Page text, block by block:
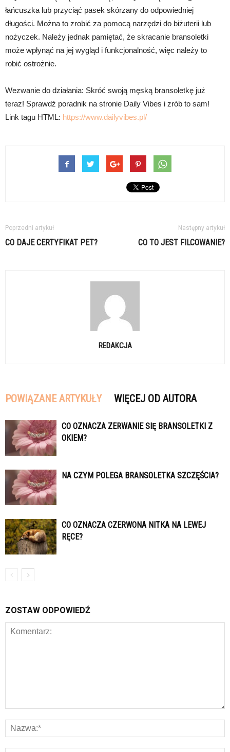
łańcuszka lub przyciąć pasek skórzany do odpowiedniej
długości. Można to zrobić za pomocą narzędzi do biżuterii lub
nożyczek. Należy jednak pamiętać, że skracanie bransoletki
może wpłynąć na jej wygląd i funkcjonalność, więc należy to
robić ostrożnie.
Wezwanie do działania: Skróć swoją męską bransoletkę już
teraz! Sprawdź poradnik na stronie Daily Vibes i zrób to sam!
Link tagu HTML: https://www.dailyvibes.pl/
Poprzedni artykuł
CO DAJE CERTYFIKAT PET?
Następny artykuł
CO TO JEST FILCOWANIE?
REDAKCJA
POWIĄZANE ARTYKUŁY WIĘCEJ OD AUTORA
CO OZNACZA ZERWANIE SIĘ BRANSOLETKI Z
OKIEM?
NA CZYM POLEGA BRANSOLETKA SZCZĘŚCIA?
CO OZNACZA CZERWONA NITKA NA LEWEJ
RĘCE?
ZOSTAW ODPOWIEDŹ